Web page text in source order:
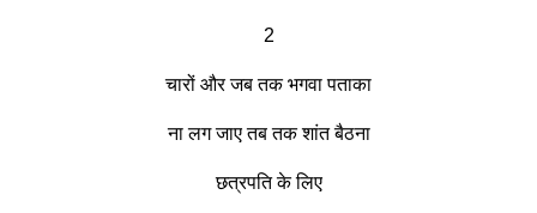
2
चारों और जब तक भगवा पताका
ना लग जाए तब तक शांत बैठना
छत्रपति के लिए